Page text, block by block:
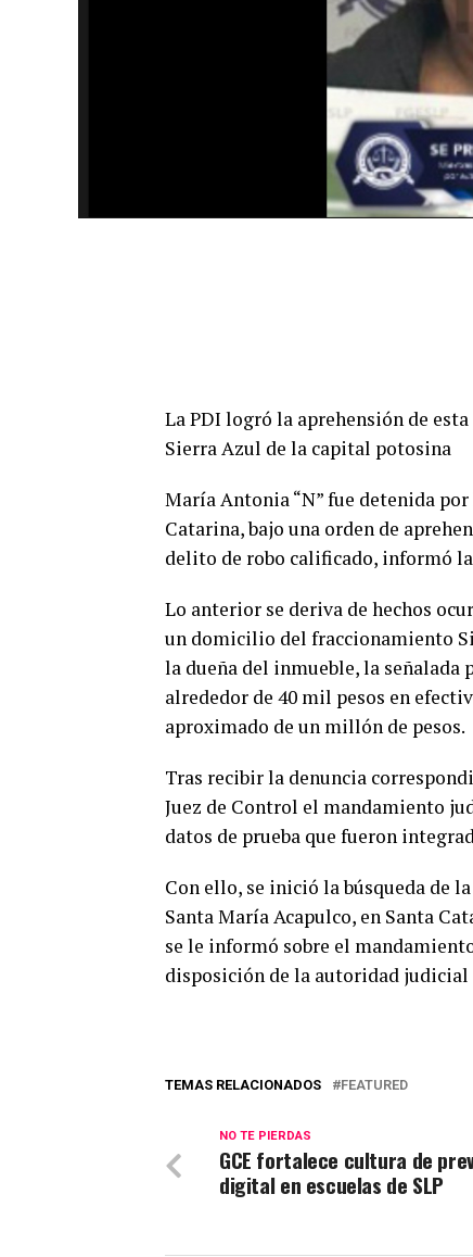
La PDI logró la aprehensión de
Sierra Azul de la capital potosina
María Antonia “N” fue detenida
Catarina, bajo una orden de
delito de robo calificado, informó la
Lo anterior se deriva de hechos
un domicilio del fraccionamiento
la dueña del inmueble, la
alrededor de 40 mil pesos en
aproximado de un millón de pesos.
Tras recibir la denuncia
Juez de Control el mandamiento
datos de prueba que fueron
Con ello, se inició la búsqueda de
Santa María Acapulco, en Santa
se le informó sobre el
disposición de la autoridad judicial
TEMAS RELACIONADOS FEATURED
NO TE PIERDAS
GCE fortalece cultura de
digital en escuelas de SLP